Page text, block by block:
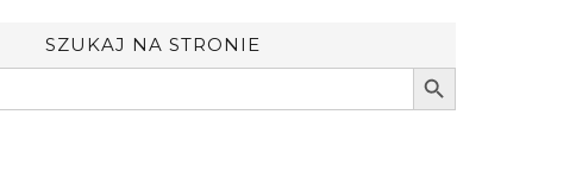
SZUKAJ NA STRONIE
Search Button